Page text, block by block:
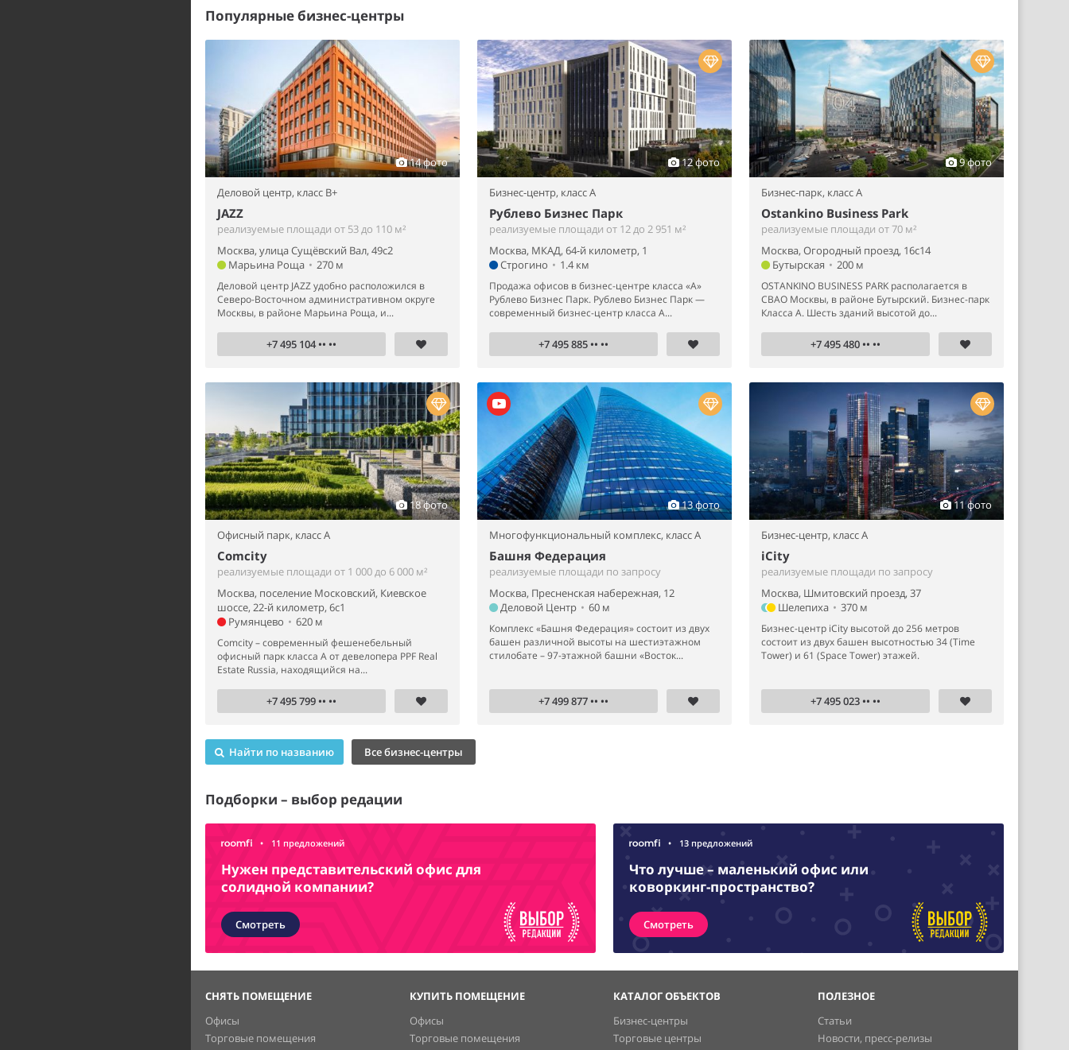
Популярные бизнес-центры
14 фото
Деловой центр, класс B+
JAZZ
реализуемые площади от 53 до 110 м²
Москва, улица Сущёвский Вал, 49с2
Марьина Роща • 270 м
Деловой центр JAZZ удобно расположился в
Северо-Восточном административном округе
Москвы, в районе Марьина Роща, и...
+7 495 104 •• ••
12 фото
Бизнес-центр, класс A
Рублево Бизнес Парк
реализуемые площади от 12 до 2 951 м²
Москва, МКАД, 64-й километр, 1
Строгино • 1.4 км
Продажа офисов в бизнес-центре класса «А»
Рублево Бизнес Парк. Рублево Бизнес Парк —
современный бизнес-центр класса А...
+7 495 885 •• ••
9 фото
Бизнес-парк, класс A
Ostankino Business Park
реализуемые площади от 70 м²
Москва, Огородный проезд, 16с14
Бутырская • 200 м
OSTANKINO BUSINESS PARK располагается в
СВАО Москвы, в районе Бутырский. Бизнес-парк
Класса А. Шесть зданий высотой до...
+7 495 480 •• ••
18 фото
Офисный парк, класс A
Comcity
реализуемые площади от 1 000 до 6 000 м²
Москва, поселение Московский, Киевское
шоссе, 22-й километр, 6с1
Румянцево • 620 м
Comcity – современный фешенебельный
офисный парк класса А от девелопера PPF Real
Estate Russia, находящийся на...
+7 495 799 •• ••
13 фото
Многофункциональный комплекс, класс A
Башня Федерация
реализуемые площади по запросу
Москва, Пресненская набережная, 12
Деловой Центр • 60 м
Комплекс «Башня Федерация» состоит из двух
башен различной высоты на шестиэтажном
стилобате – 97-этажной башни «Восток...
+7 499 877 •• ••
11 фото
Бизнес-центр, класс A
iCity
реализуемые площади по запросу
Москва, Шмитовский проезд, 37
Шелепиха • 370 м
Бизнес-центр iCity высотой до 256 метров
состоит из двух башен высотностью 34 (Time
Tower) и 61 (Space Tower) этажей.
+7 495 023 •• ••
Найти по названию Все бизнес-центры
Подборки – выбор редации
• 11 предложений
Нужен представительский офис для
солидной компании?
Смотреть
• 13 предложений
Что лучше – маленький офис или
коворкинг-пространство?
Смотреть
СНЯТЬ ПОМЕЩЕНИЕ
Офисы
Торговые помещения
КУПИТЬ ПОМЕЩЕНИЕ
Офисы
Торговые помещения
КАТАЛОГ ОБЪЕКТОВ
Бизнес-центры
Торговые центры
ПОЛЕЗНОЕ
Статьи
Новости, пресс-релизы